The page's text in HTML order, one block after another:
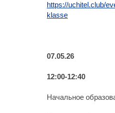
https://uchitel.club/
klasse
07.05.26
12:00-12:40
Начальное